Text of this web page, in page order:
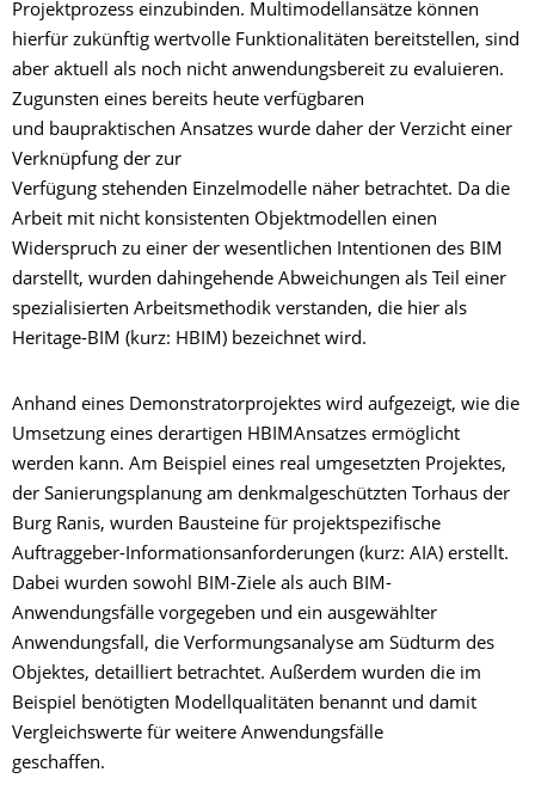
Projektprozess einzubinden. Multimodellansätze können
hierfür zukünftig wertvolle Funktionalitäten bereitstellen, sind
aber aktuell als noch nicht anwendungsbereit zu evaluieren.
Zugunsten eines bereits heute verfügbaren
und baupraktischen Ansatzes wurde daher der Verzicht einer
Verknüpfung der zur
Verfügung stehenden Einzelmodelle näher betrachtet. Da die
Arbeit mit nicht konsistenten Objektmodellen einen
Widerspruch zu einer der wesentlichen Intentionen des BIM
darstellt, wurden dahingehende Abweichungen als Teil einer
spezialisierten Arbeitsmethodik verstanden, die hier als
Heritage-BIM (kurz: HBIM) bezeichnet wird.
Anhand eines Demonstratorprojektes wird aufgezeigt, wie die
Umsetzung eines derartigen HBIMAnsatzes ermöglicht
werden kann. Am Beispiel eines real umgesetzten Projektes,
der Sanierungsplanung am denkmalgeschützten Torhaus der
Burg Ranis, wurden Bausteine für projektspezifische
Auftraggeber-Informationsanforderungen (kurz: AIA) erstellt.
Dabei wurden sowohl BIM-Ziele als auch BIM-
Anwendungsfälle vorgegeben und ein ausgewählter
Anwendungsfall, die Verformungsanalyse am Südturm des
Objektes, detailliert betrachtet. Außerdem wurden die im
Beispiel benötigten Modellqualitäten benannt und damit
Vergleichswerte für weitere Anwendungsfälle
geschaffen.